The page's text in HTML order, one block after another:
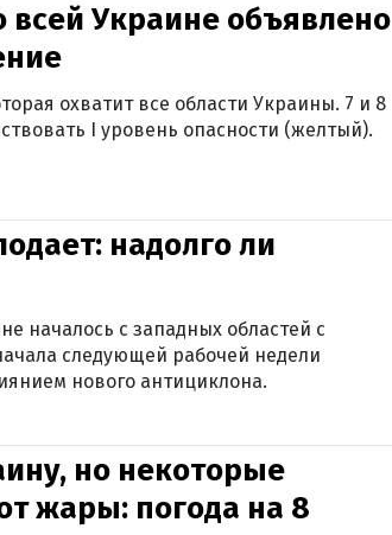
Украине объявлено
охватит все области Украины. 7 и 8
I уровень опасности (желтый).
надолго ли
началось с западных областей с
следующей рабочей недели
нового антициклона.
но некоторые
жары: погода на 8